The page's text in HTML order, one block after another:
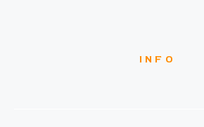
INFO